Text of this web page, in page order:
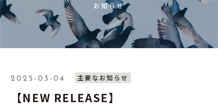
お知らせ
2025-03-04 主要なお知らせ
【NEW RELEASE】